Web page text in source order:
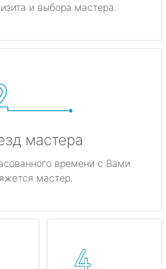
и выбора мастера.
мастера
времени с Вами
мастер.